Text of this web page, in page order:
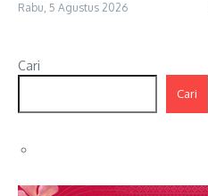
Rabu, 5 Agustus 2026
Cari
Cari